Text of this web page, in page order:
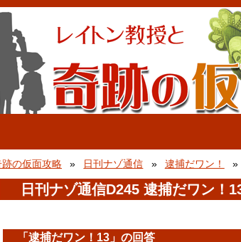
跡の仮面攻略 日刊ナゾ通信 逮捕だワン！
日刊ナゾ通信D245 逮捕だワン！
「逮捕だワン！13」の回答